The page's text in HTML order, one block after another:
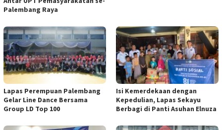
Palembang Raya
Lapas Perempuan Palembang
Gelar Line Dance Bersama
Group LD Top 100
Isi Kemerdekaan dengan
Kepedulian, Lapas Sekayu
Berbagi di Panti Asuhan Elnuza